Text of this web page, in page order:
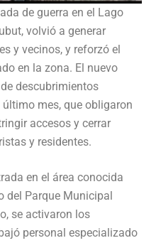
de guerra en el Lago
volvió a generar
y vecinos, y reforzó el
en la zona. El nuevo
descubrimientos
mes, que obligaron
accesos y cerrar
y residentes.
en el área conocida
del Parque Municipal
se activaron los
personal especializado